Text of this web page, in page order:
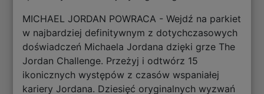
MICHAEL JORDAN POWRACA - Wejdź na parkiet
w najbardziej definitywnym z dotychczasowych
doświadczeń Michaela Jordana dzięki grze The
Jordan Challenge. Przeżyj i odtwórz 15
ikonicznych występów z czasów wspaniałej
kariery Jordana. Dziesięć oryginalnych wyzwań